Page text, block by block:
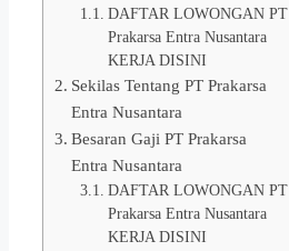
DAFTAR LOWONGAN PT
Prakarsa Entra Nusantara
KERJA DISINI
Sekilas Tentang PT Prakarsa
Entra Nusantara
Besaran Gaji PT Prakarsa
Entra Nusantara
DAFTAR LOWONGAN PT
Prakarsa Entra Nusantara
KERJA DISINI